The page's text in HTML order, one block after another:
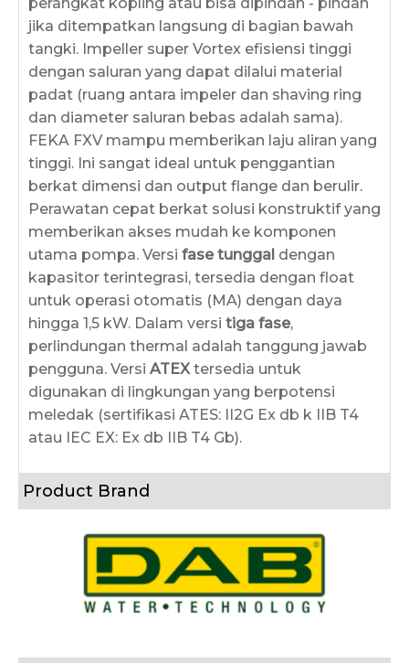
jika ditempatkan langsung di bagian bawah
tangki. Impeller super Vortex efisiensi tinggi
dengan saluran yang dapat dilalui material
padat (ruang antara impeler dan shaving ring
dan diameter saluran bebas adalah sama).
FEKA FXV mampu memberikan laju aliran yang
tinggi. Ini sangat ideal untuk penggantian
berkat dimensi dan output flange dan berulir.
Perawatan cepat berkat solusi konstruktif yang
memberikan akses mudah ke komponen
utama pompa. Versi fase tunggal dengan
kapasitor terintegrasi, tersedia dengan float
untuk operasi otomatis (MA) dengan daya
hingga 1,5 kW. Dalam versi tiga fase,
perlindungan thermal adalah tanggung jawab
pengguna. Versi ATEXtersedia untuk
digunakan di lingkungan yang berpotensi
meledak (sertifikasi ATES: II2G Ex db k IIB T4
atau IEC EX: Ex db IIB T4 Gb).
Product Brand